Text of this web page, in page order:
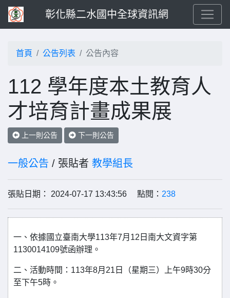
彰化縣二水國中全球資訊網
首頁 公告列表 公告內容
112 學年度本土教育人
才培育計畫成果展
上一則公告 下一則公告
一般公告 / 張貼者 教學組長
張貼日期： 2024-07-17 13:43:56 點閱： 238
一、依據國立臺南大學113年7月12日南大文資字第
1130014109號函辦理。
二、活動時間：113年8月21日（星期三）上午9時30分
至下午5時。